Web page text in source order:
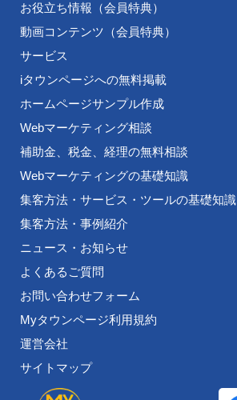
お役立ち情報（会員特典）
動画コンテンツ（会員特典）
サービス
iタウンページへの無料掲載
ホームページサンプル作成
Webマーケティング相談
補助金、税金、経理の無料相談
Webマーケティングの基礎知識
集客方法・サービス・ツールの基礎知識
集客方法・事例紹介
ニュース・お知らせ
よくあるご質問
お問い合わせフォーム
Myタウンページ利用規約
運営会社
サイトマップ